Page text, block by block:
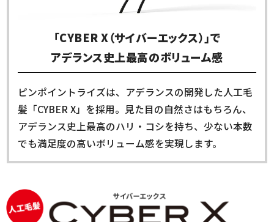
「CYBER X（サイバーエックス）」で
アデランス史上最高のボリューム感
ピンポイントライズは、アデランスの開発した人工毛
髪「CYBER X」を採用。見た目の自然さはもちろん、
アデランス史上最高のハリ・コシを持ち、少ない本数
でも満足度の高いボリューム感を実現します。